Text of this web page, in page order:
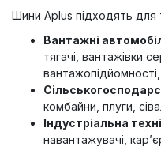
Шини Aplus підходять для
Вантажні
тягачі, вантажівки
комбайни, плуги,
Індустріальна
навантажувачі,